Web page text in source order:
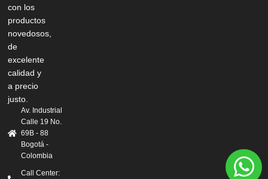
con los
productos
novedosos,
de
excelente
calidad y
a precio
justo.
Av. Industrial
Calle 19 No.
69B - 88
Bogotá -
Colombia
Call Center: